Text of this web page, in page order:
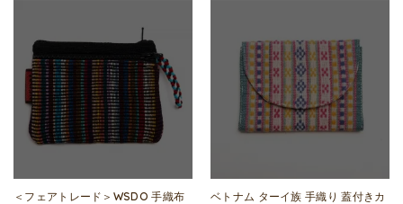
＜フェアトレード＞WSDO 手織布
ベトナム ターイ族 手織り 蓋付きカ